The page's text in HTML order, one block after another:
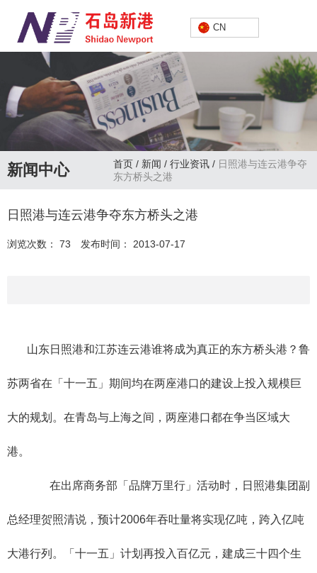
中文
CN
新闻中心 首页 / 新闻 / 行业资讯 / 日照港与连云港争夺
东方桥头之港
日照港与连云港争夺东方桥头之港
浏览次数： 73 发布时间： 2013-07-17
山东日照港和江苏连云港谁将成为真正的东方桥头港？鲁
苏两省在「十一五」期间均在两座港口的建设上投入规模巨
大的规划。在青岛与上海之间，两座港口都在争当区域大
港。
在出席商务部「品牌万里行」活动时，日照港集团副
总经理贺照清说，预计2006年吞吐量将实现亿吨，跨入亿吨
大港行列。「十一五」计划再投入百亿元，建成三十四个生